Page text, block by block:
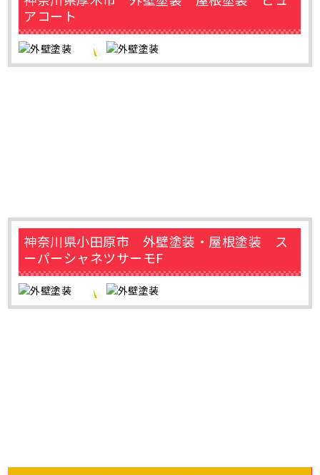
アコート
神奈川県小田原市 外壁塗装・屋根塗装 ス
ーパーシャネツサーモF